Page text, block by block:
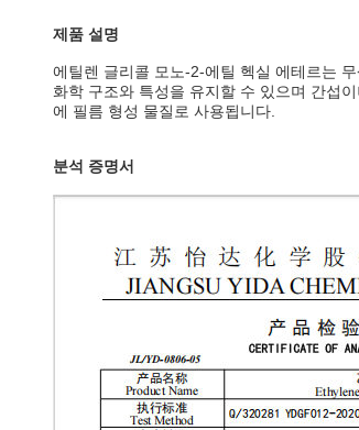
제품 설명
에틸렌 글리콜 모노-2-에틸 헥실 에테르는
화학 구조와 특성을 유지할 수 있으며 간섭
에 필름 형성 물질로 사용됩니다.
분석 증명서